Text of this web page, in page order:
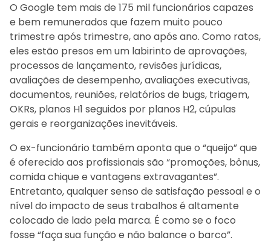
O Google tem mais de 175 mil funcionários capazes
e bem remunerados que fazem muito pouco
trimestre após trimestre, ano após ano. Como ratos,
eles estão presos em um labirinto de aprovações,
processos de lançamento, revisões jurídicas,
avaliações de desempenho, avaliações executivas,
documentos, reuniões, relatórios de bugs, triagem,
OKRs, planos H1 seguidos por planos H2, cúpulas
gerais e reorganizações inevitáveis.
O ex-funcionário também aponta que o “queijo” que
é oferecido aos profissionais são “promoções, bônus,
comida chique e vantagens extravagantes”.
Entretanto, qualquer senso de satisfação pessoal e o
nível do impacto de seus trabalhos é altamente
colocado de lado pela marca. É como se o foco
fosse “faça sua função e não balance o barco”.